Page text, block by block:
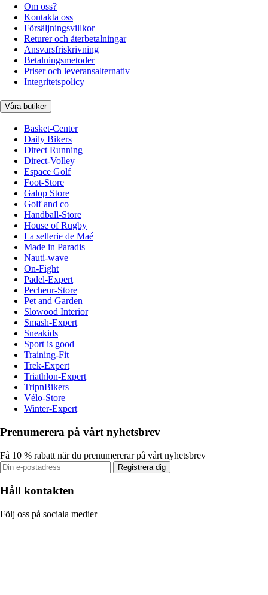
Om oss?
Kontakta oss
Försäljningsvillkor
Returer och återbetalningar
Ansvarsfriskrivning
Betalningsmetoder
Priser och leveransalternativ
Integritetspolicy
Våra butiker
Basket-Center
Daily Bikers
Direct Running
Direct-Volley
Espace Golf
Foot-Store
Galop Store
Golf and co
Handball-Store
House of Rugby
La sellerie de Maé
Made in Paradis
Nauti-wave
On-Fight
Padel-Expert
Pecheur-Store
Pet and Garden
Slowood Interior
Smash-Expert
Sneakids
Sport is good
Training-Fit
Trek-Expert
Triathlon-Expert
TripnBikers
Vélo-Store
Winter-Expert
Prenumerera på vårt nyhetsbrev
Få 10 % rabatt när du prenumererar på vårt nyhetsbrev
Registrera dig
Håll kontakten
Följ oss på sociala medier